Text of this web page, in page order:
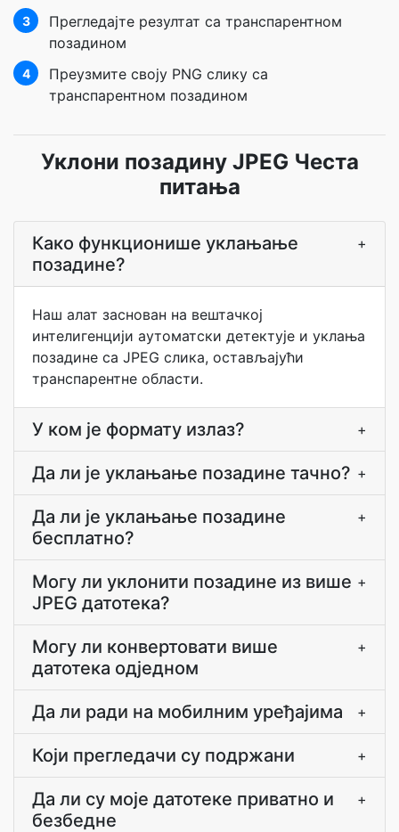
3
Прегледајте резултат са транспарентном
позадином
4
Преузмите своју PNG слику са
транспарентном позадином
Уклони позадину JPEG Честа
питања
Како функционише уклањање
позадине?
+
Наш алат заснован на вештачкој
интелигенцији аутоматски детектује и уклања
позадине са JPEG слика, остављајући
транспарентне области.
У ком је формату излаз? +
Да ли је уклањање позадине тачно? +
Да ли је уклањање позадине
бесплатно?
+
Могу ли уклонити позадине из више
JPEG датотека?
+
Могу ли конвертовати више
датотека одједном
+
Да ли ради на мобилним уређајима +
Који прегледачи су подржани +
Да ли су моје датотеке приватно и
безбедне
+